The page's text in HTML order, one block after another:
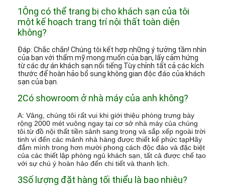
1Ông có thể trang bị cho khách sạn của tôi
một kế hoạch trang trí nội thất toàn diện
không?
Đáp: Chắc chắn! Chúng tôi kết hợp những ý tưởng tầm nhìn
của bạn với thẩm mỹ mong muốn của bạn, lấy cảm hứng
từ các dự án khách sạn nổi tiếng.Tùy chỉnh tất cả các kích
thước để hoàn hảo bổ sung không gian độc đáo của khách
sạn của bạn.
2Có showroom ở nhà máy của anh không?
A: Vâng, chúng tôi rất vui khi giới thiệu phòng trưng bày
rộng 2000 mét vuông ngay tại cơ sở nhà máy của chúng
tôi.từ đồ nội thất tiền sảnh sang trọng và sắp xếp ngoài trời
tinh vi đến các mảnh nhà hàng được thiết kế phức tạpHãy
đắm mình trong hơn mười phong cách độc đáo và đặc biệt
của các thiết lập phòng ngủ khách sạn, tất cả được chế tạo
với sự chú ý hoàn hảo đến chi tiết và thanh lịch.
3Số lượng đặt hàng tối thiểu là bao nhiêu?